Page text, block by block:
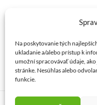
Na poskytovanie tých
ukladanie a/alebo prístup k
umožní spracovávať údaje,
stránke. Nesúhlas alebo
funkcie.